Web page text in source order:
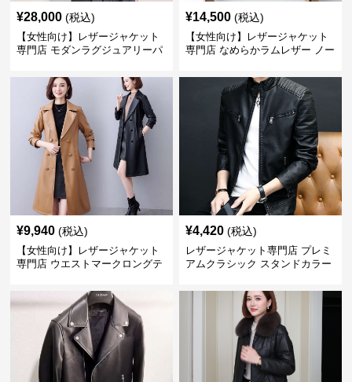
¥28,000 (税込)
【女性向け】レザージャケット
専門店 モダンラグジュアリーパ
¥14,500 (税込)
【女性向け】レザージャケット
専門店 なめらかラムレザー ノー
¥9,940 (税込)
【女性向け】レザージャケット
専門店 ウエストマークロングテ
¥4,420 (税込)
レザージャケット専門店 プレミ
アムクラシック スタンドカラー